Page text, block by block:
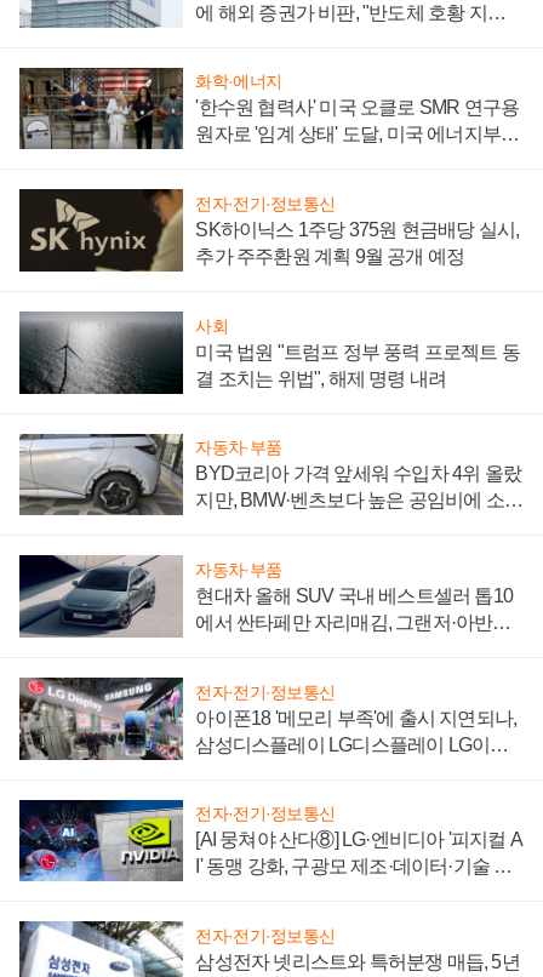
에 해외 증권가 비판, "반도체 호황 지속
화학·에너지
'한수원 협력사' 미국 오클로 SMR 연구용
원자로 '임계 상태' 도달, 미국 에너지부
전자·전기·정보통신
SK하이닉스 1주당 375원 현금배당 실시,
추가 주주환원 계획 9월 공개 예정
사회
미국 법원 "트럼프 정부 풍력 프로젝트 동
결 조치는 위법", 해제 명령 내려
자동차·부품
BYD코리아 가격 앞세워 수입차 4위 올랐
지만, BMW·벤츠보다 높은 공임비에 소비
자동차·부품
현대차 올해 SUV 국내 베스트셀러 톱10
에서 싼타페만 자리매김, 그랜저·아반떼
전자·전기·정보통신
아이폰18 '메모리 부족'에 출시 지연되나,
삼성디스플레이 LG디스플레이 LG이노
전자·전기·정보통신
[AI 뭉쳐야 산다⑧] LG·엔비디아 '피지컬 A
I' 동맹 강화, 구광모 제조·데이터·기술 결
전자·전기·정보통신
삼성전자 넷리스트와 특허분쟁 매듭, 5년